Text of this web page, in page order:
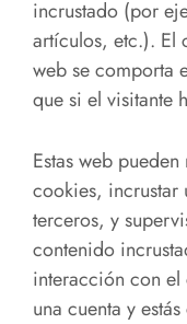
incrustado (por
artículos, etc.). El
web se comporta
que si el visitante
Estas web
cookies,
terceros, y
contenido
interacción con
una cuenta y